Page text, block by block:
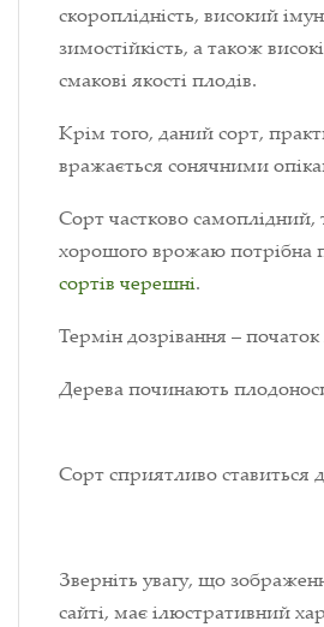
скороплідність, високий
зимостійкість, а також
смакові якості плодів.
Крім того, даний сорт,
вражається сонячними
Сорт частково самоплідний,
хорошого врожаю потрібна
сортів черешні.
Термін дозрівання –
Дерева починають
Сорт сприятливо ставиться
Зверніть увагу, що
сайті, має ілюстративний